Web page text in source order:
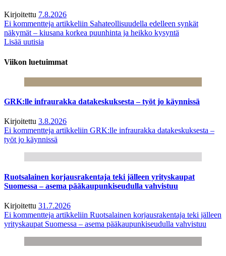
Kirjoitettu 7.8.2026
Ei kommentteja artikkeliin Sahateollisuudella edelleen synkät
näkymät – kiusana korkea puunhinta ja heikko kysyntä
Lisää uutisia
Viikon luetuimmat
GRK:lle infraurakka datakeskuksesta – työt jo käynnissä
Kirjoitettu 3.8.2026
Ei kommentteja artikkeliin GRK:lle infraurakka datakeskuksesta –
työt jo käynnissä
Ruotsalainen korjausrakentaja teki jälleen yrityskaupat
Suomessa – asema pääkaupunkiseudulla vahvistuu
Kirjoitettu 31.7.2026
Ei kommentteja artikkeliin Ruotsalainen korjausrakentaja teki jälleen
yrityskaupat Suomessa – asema pääkaupunkiseudulla vahvistuu